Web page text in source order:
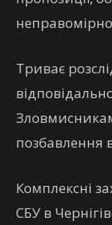
Триває
позбавлення
Комплексні
СБУ в